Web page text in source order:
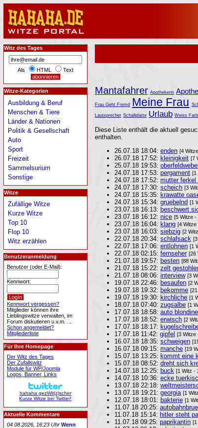
Mantafahrer Apothekerin
Frau Geht Fremd Meine Frau
Lautsprecher Schallplatte Urlaub Weiss
Diese Liste enthält die aktuell
enthalten.
26.07.18 18:04: enden [4
26.07.18 17:52: kleinigkeit [7
25.07.18 19:53: oberfeldwebel
24.07.18 17:53: pergament [1
24.07.18 17:52: mutter ferkel
24.07.18 17:30: scheich [3
24.07.18 15:35: krawatte
24.07.18 15:34: gruebelnd [1
23.07.18 16:13: beschwert
23.07.18 16:12: nice [5 Witze -
23.07.18 16:04: klang [4 Witze
23.07.18 16:03: siebzig [2
22.07.18 20:34: schlafsack
22.07.18 17:06: entlohnen [1
22.07.18 02:15: fernseher [26
21.07.18 19:57: besten [88
21.07.18 15:22: zelt
21.07.18 08:06: interview [3
19.07.18 22:46: besaufen [2
19.07.18 19:32: bekomme
19.07.18 19:30: kirchliche [1
18.07.18 07:40: zugsalbe [1
17.07.18 18:58: auto blondine
17.07.18 18:52: erwisch [2
17.07.18 18:17:
17.07.18 11:42: gipfel [3 Witze
16.07.18 18:35: schweigen
16.07.18 09:15: manche [19
15.07.18 13:25: kommt eine
15.07.18 08:52: dreht sich
14.07.18 12:25: buck [1 Witz -
14.07.18 10:36: ecke
13.07.18 22:18:
13.07.18 19:21: georgia [1
12.07.18 18:01: bakterie [1
11.07.18 20:25:
11.07.18 15:14: hitler steht
11.07.18 09:25: paprikantin [1
Witz des Tages
Als HTML Text
Witze-Kategorien
Ausbildung & Beruf
Menschen & Tiere
Länder & Nationen
Politik & Gesellschaft
Auto
Sport
Freizeit
Sammelsurium
Sonstige
Witze
Zufällige Witze
Kurze Witze
Top 10
Flop 10
Witz erzählen
Benutzeranmeldung
Benutzer (oder E-Mail):
Kennwort:
Kennwort vergessen?
Mitglieder können ihre
Lieblingswitze verwalten, im
Forum diskutieren u.v.m. ...
Schon angemeldet?
Mitgliederliste
Für Ihre Homepage
Der Witz des Tages
Der Zufallswitz
Module für WP/Joomla
Logos, Banner, Links
hahaha gezWit(z)scher
Kurze Witze bei Twitter!
Aktuelle Kommentare
04.08.2026, 16:23 Uhr Wenn